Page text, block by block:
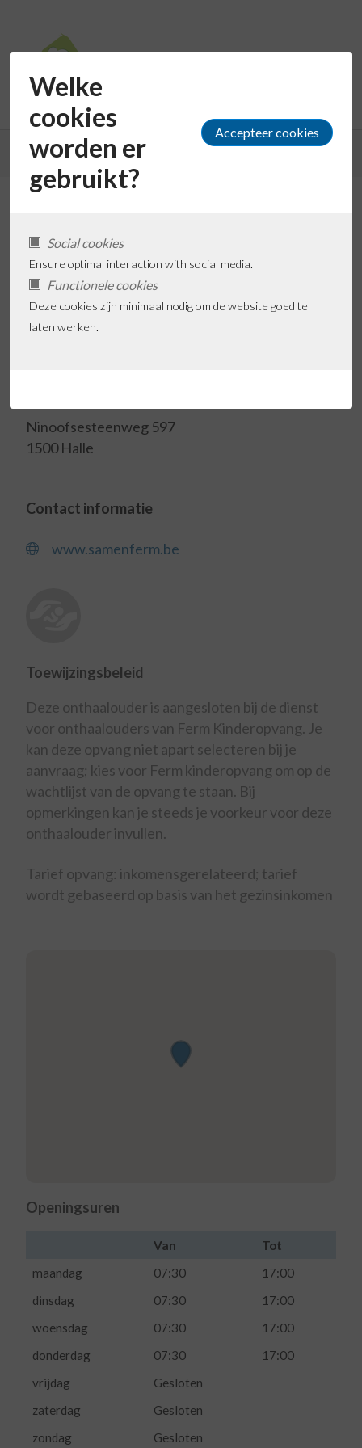
Welke
cookies
worden er
gebruikt?
Social cookies
Ensure optimal interaction with social media.
Functionele cookies
Deze cookies zijn minimaal nodig om de website goed te
laten werken.
Terug naar de zoekresultaten
Kinderopvang)
Favoriet toevoegen
Ninoofsesteenweg 597
1500 Halle
Contact informatie
www.samenferm.be
Toewijzingsbeleid
Deze onthaalouder is aangesloten bij de dienst
voor onthaalouders van Ferm Kinderopvang. Je
kan deze opvang niet apart selecteren bij je
aanvraag; kies voor Ferm kinderopvang om op de
wachtlijst van de opvang te staan. Bij
opmerkingen kan je steeds je voorkeur voor deze
onthaalouder invullen.
Tarief opvang: inkomensgerelateerd; tarief
wordt gebaseerd op basis van het gezinsinkomen
Openingsuren
Van
Tot
maandag
07:30
17:00
dinsdag
07:30
17:00
woensdag
07:30
17:00
donderdag
07:30
17:00
vrijdag
Gesloten
zaterdag
Gesloten
zondag
Gesloten